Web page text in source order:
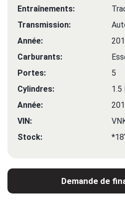
Entraînements:
Transmission:
Année:
Carburants:
Portes:
5
Cylindres:
1.5
Année:
VIN:
Stock:
Demande de